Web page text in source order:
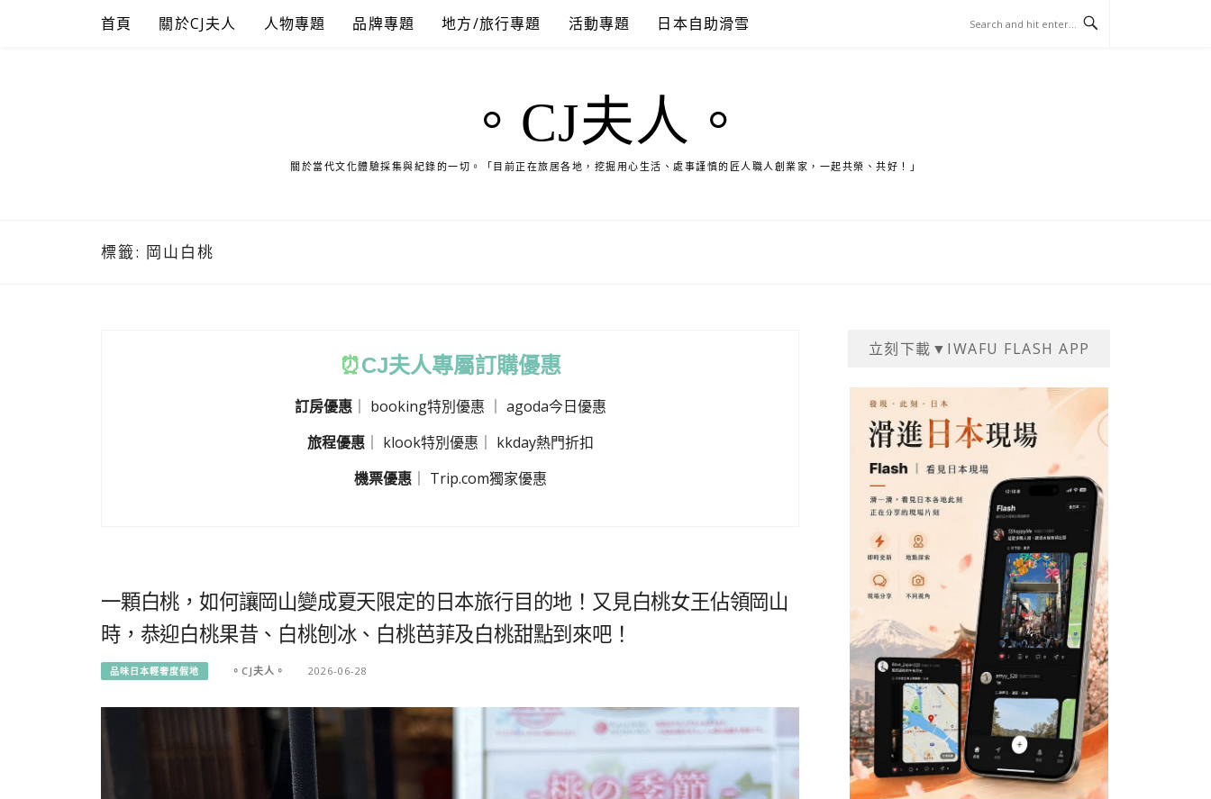
首頁 關於CJ夫人 人物專題 品牌專題 地方/旅行專題 活動專題 日本自助滑雪
。CJ夫人。
關於當代文化體驗採集與紀錄的一切。「目前正在旅居各地，挖掘用心生活、處事謹慎的匠人職人創業家，一起共榮、共好！」
標籤: 岡山白桃
⏰CJ夫人專屬訂購優惠
訂房優惠｜ booking特別優惠
agoda今日優惠
旅程優惠｜ klook特別優惠
kkday熱門折扣
機票優惠｜ Trip.com獨家優惠
一顆白桃，如何讓岡山變成夏天限定的日本旅行目的地！又見白桃女王佔領岡山
時，恭迎白桃果昔、白桃刨冰、白桃芭菲及白桃甜點到來吧！
品味日本輕奢度假地 。CJ夫人。 2026-06-28
立刻下載▼IWAFU FLASH APP